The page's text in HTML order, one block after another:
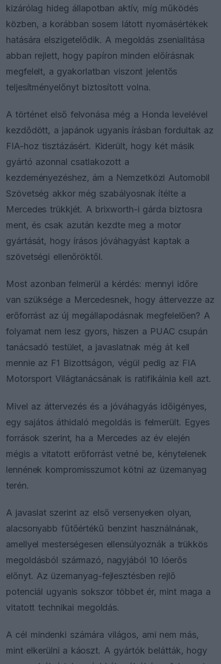
kizárólag hideg állapotban aktív, míg működés
közben, a korábban sosem látott nyomásértékek
hatására elszigetelődik. A megoldás zsenialitása
abban rejlett, hogy papíron minden előírásnak
megfelelt, a gyakorlatban viszont jelentős
teljesítményelőnyt biztosított volna.
A történet első felvonása még a Honda levelével
kezdődött, a japánok ugyanis írásban fordultak az
FIA-hoz tisztázásért. Kiderült, hogy két másik
gyártó azonnal csatlakozott a
kezdeményezéshez, ám a Nemzetközi Automobil
Szövetség akkor még szabályosnak ítélte a
Mercedes trükkjét. A brixworth-i gárda biztosra
ment, és csak azután kezdte meg a motor
gyártását, hogy írásos jóváhagyást kaptak a
szövetségi ellenőröktől.
Most azonban felmerül a kérdés: mennyi időre
van szüksége a Mercedesnek, hogy áttervezze az
erőforrást az új megállapodásnak megfelelően? A
folyamat nem lesz gyors, hiszen a PUAC csupán
tanácsadó testület, a javaslatnak még át kell
mennie az F1 Bizottságon, végül pedig az FIA
Motorsport Világtanácsának is ratifikálnia kell azt.
Mivel az áttervezés és a jóváhagyás időigényes,
egy sajátos áthidaló megoldás is felmerült. Egyes
források szerint, ha a Mercedes az év elején
mégis a vitatott erőforrást vetné be, kénytelenek
lennének kompromisszumot kötni az üzemanyag
terén.
A javaslat szerint az első versenyeken olyan,
alacsonyabb fűtőértékű benzint használnának,
amellyel mesterségesen ellensúlyoznák a trükkös
megoldásból származó, nagyjából 10 lóerős
előnyt. Az üzemanyag-fejlesztésben rejlő
potenciál ugyanis sokszor többet ér, mint maga a
vitatott technikai megoldás.
A cél mindenki számára világos, ami nem más,
mint elkerülni a káoszt. A gyártók belátták, hogy